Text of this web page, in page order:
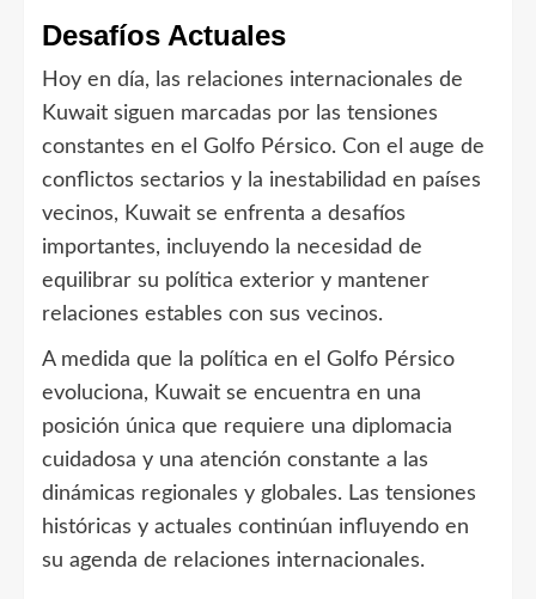
Desafíos Actuales
Hoy en día, las relaciones internacionales de
Kuwait siguen marcadas por las tensiones
constantes en el Golfo Pérsico. Con el auge de
conflictos sectarios y la inestabilidad en países
vecinos, Kuwait se enfrenta a desafíos
importantes, incluyendo la necesidad de
equilibrar su política exterior y mantener
relaciones estables con sus vecinos.
A medida que la política en el Golfo Pérsico
evoluciona, Kuwait se encuentra en una
posición única que requiere una diplomacia
cuidadosa y una atención constante a las
dinámicas regionales y globales. Las tensiones
históricas y actuales continúan influyendo en
su agenda de relaciones internacionales.